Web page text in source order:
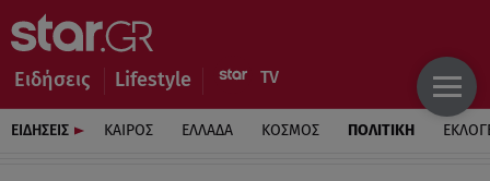
Ειδήσεις Lifestyle
ΕΙΔΗΣΕΙΣ ΚΑΙΡΟΣ ΕΛΛΑΔΑ ΚΟΣΜΟΣ ΠΟΛΙΤΙΚΗ